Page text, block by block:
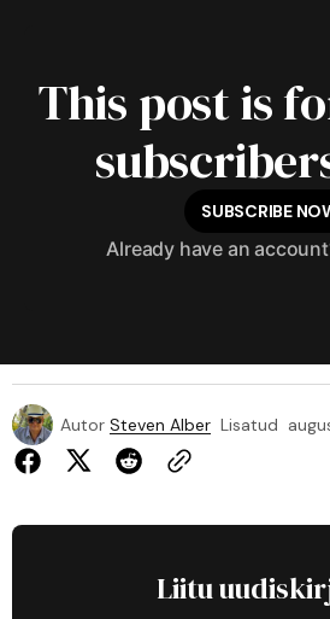
This post is
SUBSCRIBE
Already have an
Autor Steven Alber Lisatud
Liitu